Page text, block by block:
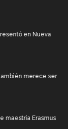
en Nueva
merece ser
maestría Erasmus